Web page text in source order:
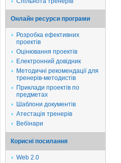
Онлайн ресурси програми
Розробка ефективних
проектів
Оцінювання проектів
Електронний довідник
Методичні рекомендації для
тренерів-методистів
Приклади проектів по
предметах
Шаблони документів
Атестація тренерів
Вебінари
Корисні посилання
Web 2.0